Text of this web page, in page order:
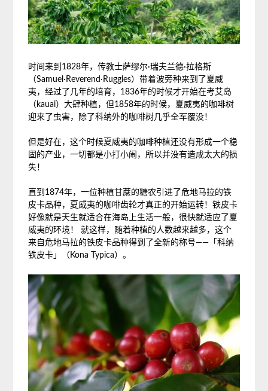
时间来到1828年，传教士萨缪尔·瑞夫兰德·拉格斯
（Samuel·Reverend·Ruggles）带着波旁种来到了夏威
夷，经过了几年的培育，1836年的时候才开始在考艾岛
（kauai）大肆种植，但1858年的时候，夏威夷的咖啡树
迎来了虫害，除了科纳外的咖啡树几乎全军覆没！
但是好在，这个时候夏威夷的咖啡种植还没有形成一个稳
固的产业，一切都是小打小闹，所以并没有造成太大的损
失！
直到1874年，一位种植甘蔗的糖农引进了危地马拉的铁
皮卡品种，夏威夷的咖啡齿轮才真正的开始运转！铁皮卡
好像就是天生就适合在海岛上生活一般，很快就适应了夏
威夷的环境！ 就这样，随着种植的人数越来越多，这个
来自危地马拉的铁皮卡品种得到了全新的称号——「科纳
铁皮卡」（Kona Typica）。